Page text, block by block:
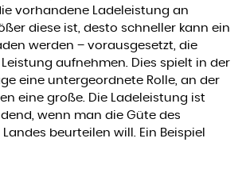
vorhandene Ladeleistung an
diese ist, desto schneller kann ein
werden – vorausgesetzt, die
aufnehmen. Dies spielt in der
eine untergeordnete Rolle, an der
eine große. Die Ladeleistung ist
wenn man die Güte des
beurteilen will. Ein Beispiel